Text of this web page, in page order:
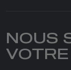
NOUS